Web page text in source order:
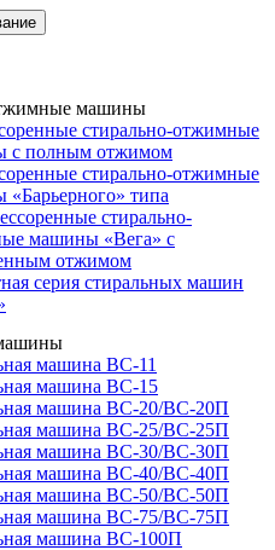
машины
стирально-отжимные
с полным отжимом
стирально-отжимные
типа
стирально-
машины «Вега» с
отжимом
серия стиральных машин
машина ВС-11
машина ВС-15
машина ВС-20/ВС-20П
машина ВС-25/ВС-25П
машина ВС-30/ВС-30П
машина ВС-40/ВС-40П
машина ВС-50/ВС-50П
машина ВС-75/ВС-75П
машина ВС-100П